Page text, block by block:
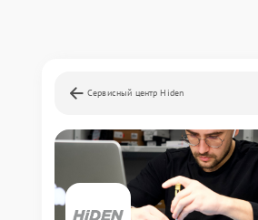
Сервисный центр Hiden